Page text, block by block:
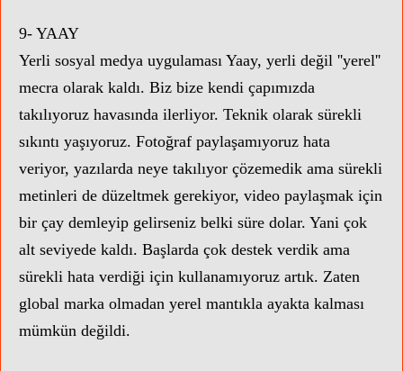
9- YAAY
Yerli sosyal medya uygulaması Yaay, yerli değil ''yerel''
mecra olarak kaldı. Biz bize kendi çapımızda
takılıyoruz havasında ilerliyor. Teknik olarak sürekli
sıkıntı yaşıyoruz. Fotoğraf paylaşamıyoruz hata
veriyor, yazılarda neye takılıyor çözemedik ama sürekli
metinleri de düzeltmek gerekiyor, video paylaşmak için
bir çay demleyip gelirseniz belki süre dolar. Yani çok
alt seviyede kaldı. Başlarda çok destek verdik ama
sürekli hata verdiği için kullanamıyoruz artık. Zaten
global marka olmadan yerel mantıkla ayakta kalması
mümkün değildi.